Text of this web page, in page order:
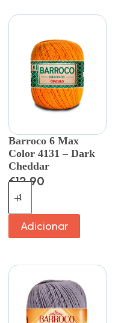
Barroco 6 Max
Color 4131 – Dark
Cheddar
€12.90
Adicionar